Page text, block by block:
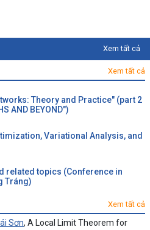
Xem tất cả
Xem tất cả
Theory and Practice" (part 2
AND BEYOND")
Variational Analysis, and
related topics (Conference in
Tráng)
Xem tất cả
Sơn, A Local Limit Theorem for